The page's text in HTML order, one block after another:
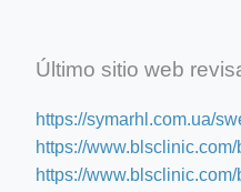
Último sitio web
https://symarhl.com.ua/
https://
https://